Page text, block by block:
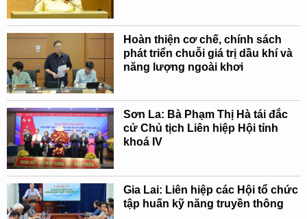
Hoàn thiện cơ chế, chính sách
phát triển chuỗi giá trị dầu khí và
năng lượng ngoài khơi
Sơn La: Bà Phạm Thị Hà tái đắc
cử Chủ tịch Liên hiệp Hội tỉnh
khoá IV
Gia Lai: Liên hiệp các Hội tổ chức
tập huấn kỹ năng truyền thông